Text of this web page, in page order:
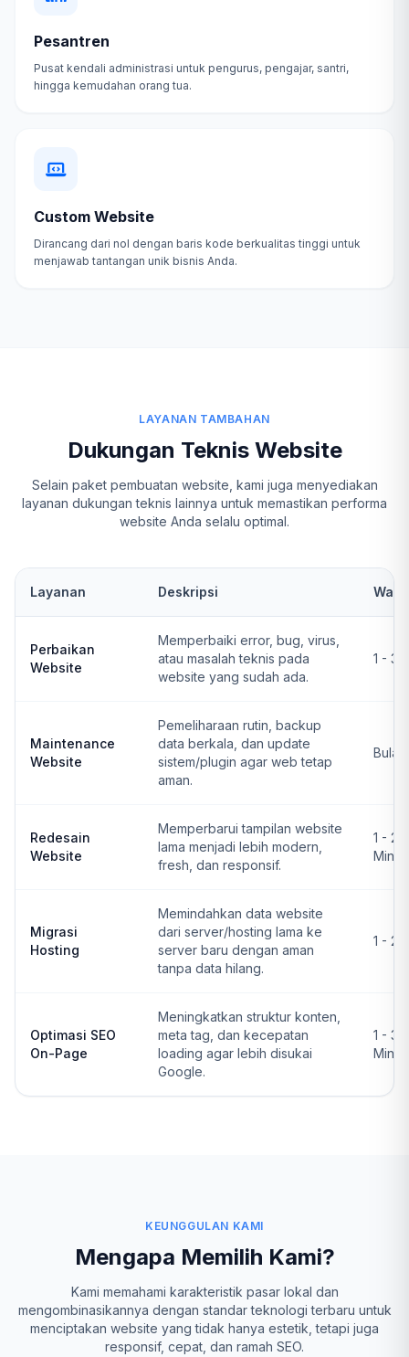
Pesantren
Pusat kendali administrasi untuk pengurus, pengajar, santri,
hingga kemudahan orang tua.
Custom Website
Dirancang dari nol dengan baris kode berkualitas tinggi untuk
menjawab tantangan unik bisnis Anda.
LAYANAN TAMBAHAN
Dukungan Teknis Website
Selain paket pembuatan website, kami juga menyediakan
layanan dukungan teknis lainnya untuk memastikan performa
website Anda selalu optimal.
Layanan Deskripsi
Perbaikan
Website
Memperbaiki error, bug, virus,
atau masalah teknis pada
website yang sudah ada.
1 - 3
Maintenance
Website
Pemeliharaan rutin, backup
data berkala, dan update
sistem/plugin agar web tetap
aman.
Redesain
Website
Memperbarui tampilan website
lama menjadi lebih modern,
fresh, dan responsif.
1 - 2
Migrasi
Hosting
Memindahkan data website
dari server/hosting lama ke
server baru dengan aman
tanpa data hilang.
1 - 2
Optimasi SEO
On-Page
Meningkatkan struktur konten,
meta tag, dan kecepatan
loading agar lebih disukai
Google.
1 - 3
KEUNGGULAN KAMI
Mengapa Memilih Kami?
Kami memahami karakteristik pasar lokal dan
mengombinasikannya dengan standar teknologi terbaru untuk
menciptakan website yang tidak hanya estetik, tetapi juga
responsif, cepat, dan ramah SEO.